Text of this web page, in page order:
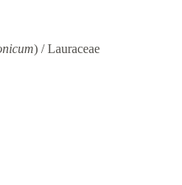
) / Lauraceae